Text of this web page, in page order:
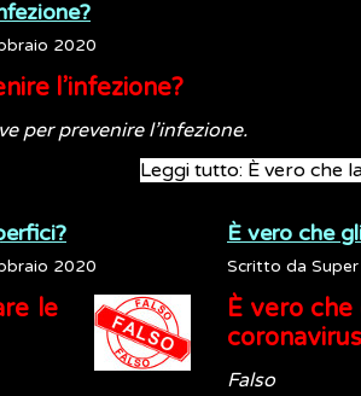
2020
l’infezione?
per prevenire l’infezione.
Leggi tutto: È vero che
2020
le
È vero che
Scritto da
È vero che
Falso